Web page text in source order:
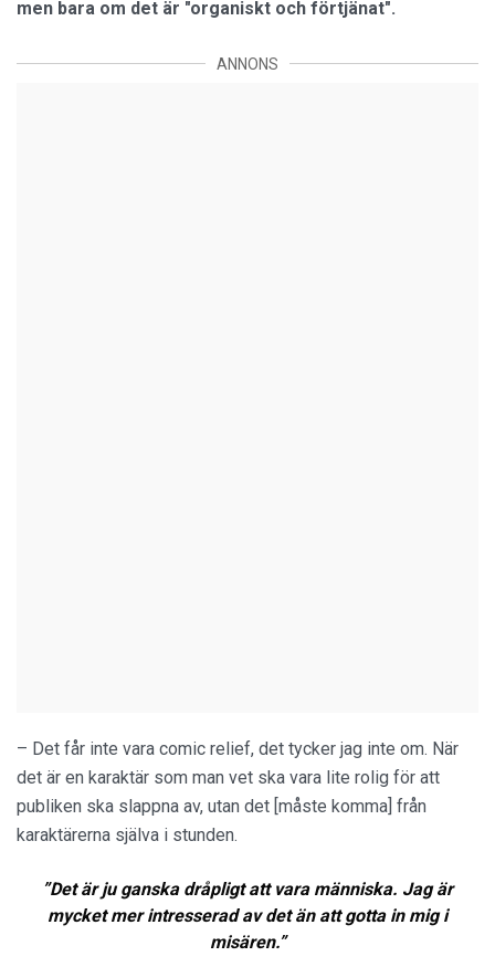
men bara om det är "organiskt och förtjänat".
ANNONS
– Det får inte vara comic relief, det tycker jag inte om. När
det är en karaktär som man vet ska vara lite rolig för att
publiken ska slappna av, utan det [måste komma] från
karaktärerna själva i stunden.
”Det är ju ganska dråpligt att vara människa. Jag är
mycket mer intresserad av det än att gotta in mig i
misären.”